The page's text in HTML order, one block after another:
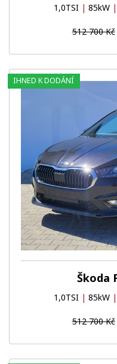
1,0TSI | 85kW |
512 700 Kč
Škoda
1,0TSI | 85kW |
512 700 Kč
IHNED K DODÁNÍ